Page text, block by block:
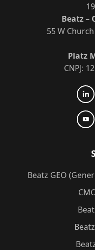
Beatz –
55 W
Platz
CNPJ:
Beatz GEO